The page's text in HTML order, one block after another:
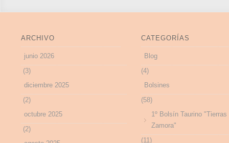
ARCHIVO
junio 2026
(3)
diciembre 2025
(2)
octubre 2025
(2)
CATEGORÍAS
Blog
(4)
Bolsines
(58)
1º Bolsín Taurino "Tierras
Zamora"
(11)